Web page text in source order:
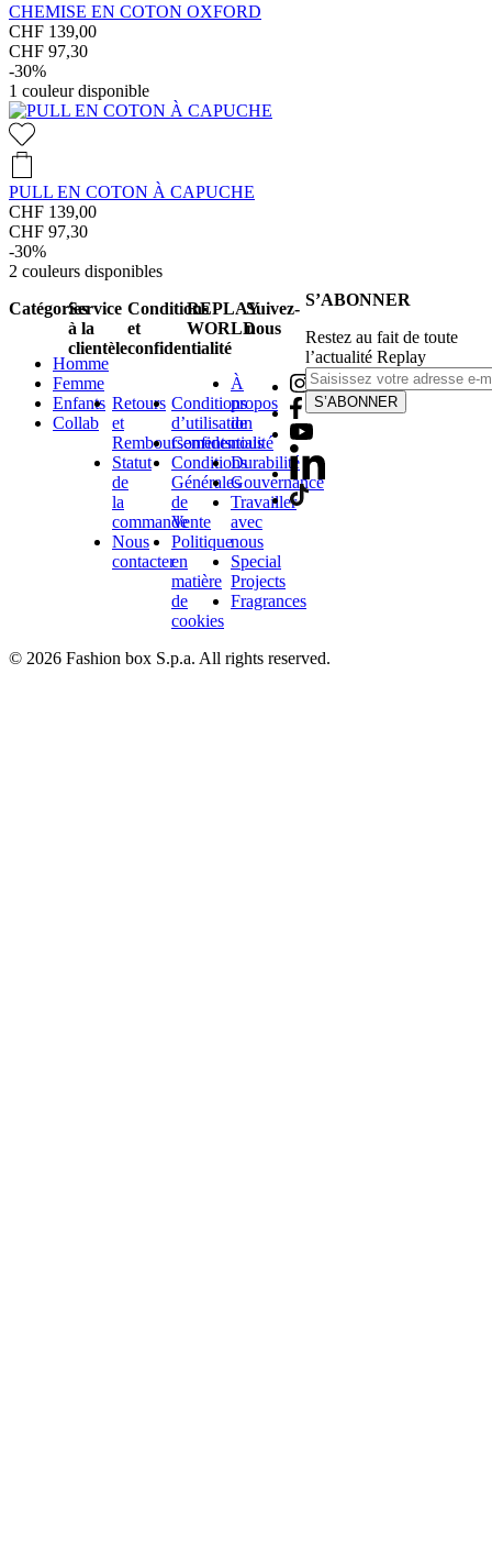
CHEMISE EN COTON OXFORD
CHF 139,00
CHF 97,30
-30%
1 couleur disponible
PULL EN COTON À CAPUCHE
CHF 139,00
CHF 97,30
-30%
2 couleurs disponibles
Catégories
Homme
Femme
Enfants
Collab
Service
à la
clientèle
Retours
et
Remboursements
Statut
de
la
commande
Nous
contacter
Conditions
et
confidentialité
Conditions
d’utilisation
Confidentialité
Conditions
Générales
de
Vente
Politique
en
matière
de
cookies
REPLAY
WORLD
À
propos
de
nous
Durabilité
Gouvernance
Travailler
avec
nous
Special
Projects
Fragrances
Suivez-
nous
S’ABONNER
Restez au fait de toute
l’actualité Replay
S’ABONNER
© 2026 Fashion box S.p.a. All rights reserved.